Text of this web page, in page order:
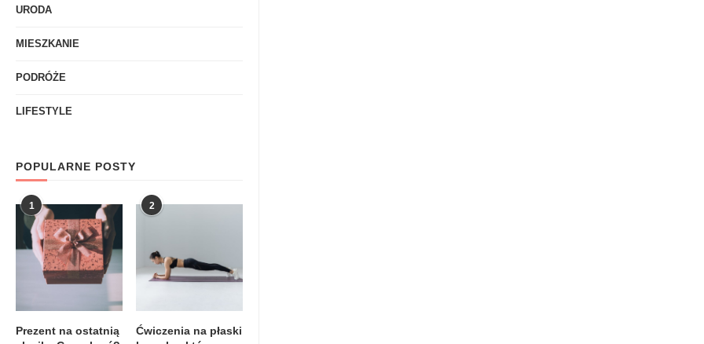
URODA
MIESZKANIE
PODRÓŻE
LIFESTYLE
POPULARNE POSTY
1
Prezent na ostatnią
2
Ćwiczenia na płaski